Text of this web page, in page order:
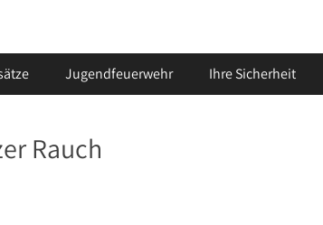
Jugendfeuerwehr Ihre Sicherheit
Rauch